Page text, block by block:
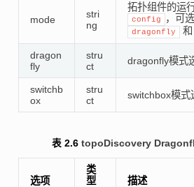
mode
stri
ng
拓扑组件的运
config ，可选
dragonfly 和
dragon
fly
stru
ct
dragonfly模式
switchb
ox
stru
ct
switchbox模式
表 2.6topoDiscovery
选项
类
型
描述